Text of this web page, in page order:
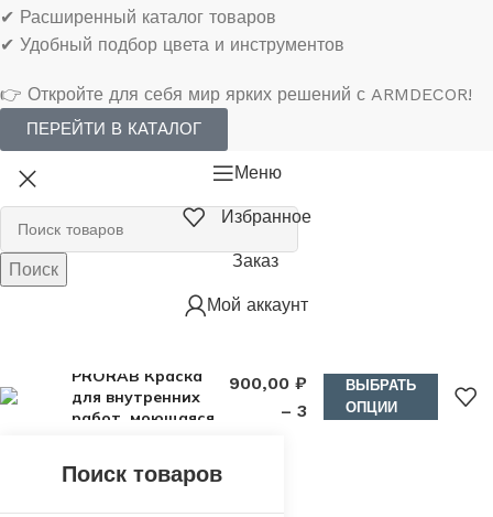
✔ Расширенный каталог товаров
✔ Удобный подбор цвета и инструментов
👉 Откройте для себя мир ярких решений с ARMDECOR!
ПЕРЕЙТИ В КАТАЛОГ
Поиск
Меню
Избранное
Заказ
Мой аккаунт
PRORAB Краска
для внутренних
работ, моющаяся
900,00 ₽
– 3
ВЫБРАТЬ
ОПЦИИ